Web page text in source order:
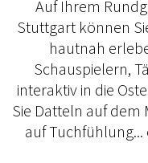
Auf Ihrem
Stuttgart können
hautnah
Schauspielern,
interaktiv in die
Sie Datteln auf dem
auf